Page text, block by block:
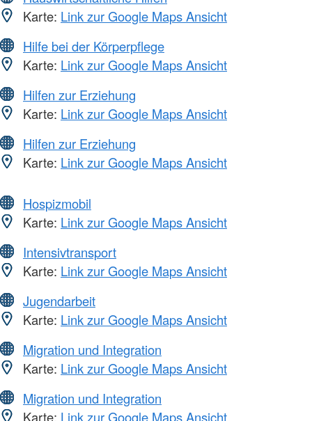
Karte: Link zur Google Maps Ansicht
Hilfe bei der Körperpflege
Karte: Link zur Google Maps Ansicht
Hilfen zur Erziehung
Karte: Link zur Google Maps Ansicht
Hilfen zur Erziehung
Karte: Link zur Google Maps Ansicht
Hospizmobil
Karte: Link zur Google Maps Ansicht
Intensivtransport
Karte: Link zur Google Maps Ansicht
Jugendarbeit
Karte: Link zur Google Maps Ansicht
Migration und Integration
Karte: Link zur Google Maps Ansicht
Migration und Integration
Karte: Link zur Google Maps Ansicht